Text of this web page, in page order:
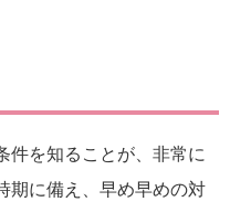
件を知ることが、非常に
期に備え、早め早めの対